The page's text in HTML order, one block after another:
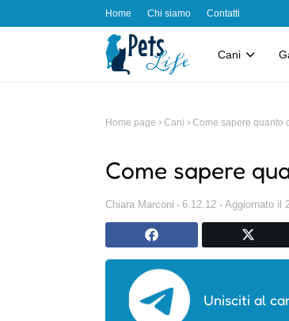
Home Chi siamo Contatti
Cani
Home page Cani Come sapere quanto
Come sapere
Chiara Marconi 6.12.12 - Aggiornato il
Unisciti al